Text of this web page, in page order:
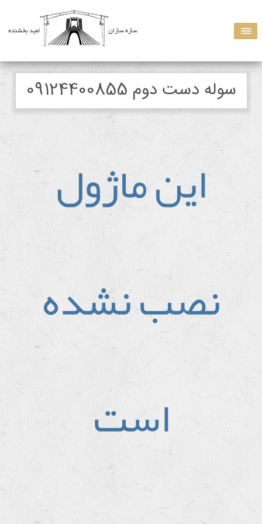
سوله دست دوم 09124400855
اين ماژول
نصب نشده
است